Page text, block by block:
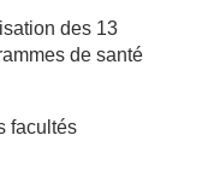
des 13
de santé
facultés